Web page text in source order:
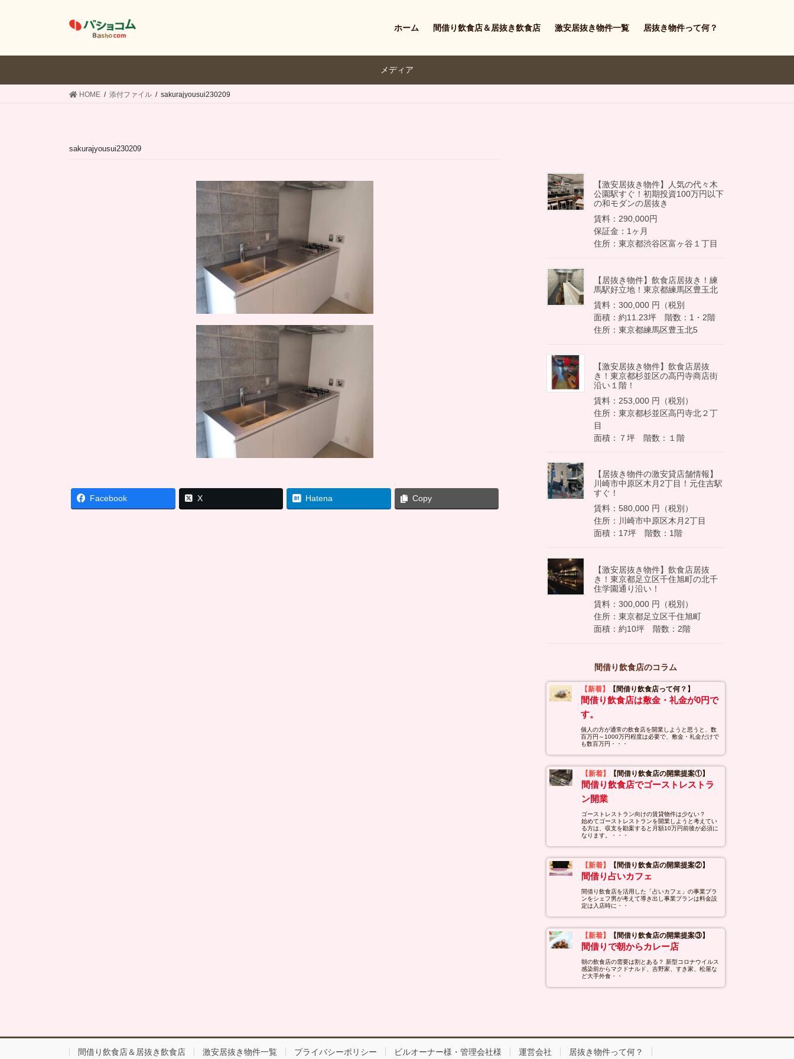
ホーム 間借り飲食店＆居抜き飲食店 激安居抜き物件一覧 居抜き物件って何？
メディア
HOME 添付ファイル sakurajyousui230209
sakurajyousui230209
Facebook X Hatena Copy
【激安居抜き物件】人気の代々木
公園駅すぐ！初期投資100万円以下
の和モダンの居抜き
賃料：290,000円
保証金：1ヶ月
住所：東京都渋谷区富ヶ谷１丁目
【居抜き物件】飲食店居抜き！練
馬駅好立地！東京都練馬区豊玉北
賃料：300,000 円（税別
面積：約11.23坪 階数：1・2階
住所：東京都練馬区豊玉北5
【激安居抜き物件】飲食店居抜
き！東京都杉並区の高円寺商店街
沿い１階！
賃料：253,000 円（税別）
住所：東京都杉並区高円寺北２丁
目
面積：７坪 階数：１階
【居抜き物件の激安貸店舗情報】
川崎市中原区木月2丁目！元住吉駅
すぐ！
賃料：580,000 円（税別）
住所：川崎市中原区木月2丁目
面積：17坪 階数：1階
【激安居抜き物件】飲食店居抜
き！東京都足立区千住旭町の北千
住学園通り沿い！
賃料：300,000 円（税別）
住所：東京都足立区千住旭町
面積：約10坪 階数：2階
間借り飲食店のコラム
【新着】 【間借り飲食店って何？】
間借り飲食店は敷金・礼金が0円で
す。
個人の方が通常の飲食店を開業しようと思うと、数
百万円～1000万円程度は必要で、敷金・礼金だけで
も数百万円・・・
【新着】 【間借り飲食店の開業提案①】
間借り飲食店でゴーストレストラ
ン開業
ゴーストレストラン向けの賃貸物件は少ない？
始めてゴーストレストランを開業しようと考えてい
る方は、収支を勘案すると月額10万円前後が必須に
なります。・・・
【新着】 【間借り飲食店の開業提案②】
間借り占いカフェ
間借り飲食店を活用した「占いカフェ」の事業プラ
ンをシェフ男が考えて導き出し事業プランは料金設
定は入店時に・・
【新着】 【間借り飲食店の開業提案③】
間借りで朝からカレー店
朝の飲食店の需要は割とある？ 新型コロナウイルス
感染前からマクドナルド、吉野家、すき家、松屋な
ど大手外食・・
間借り飲食店＆居抜き飲食店 激安居抜き物件一覧 プライバシーポリシー ビルオーナー様・管理会社様 運営会社 居抜き物件って何？